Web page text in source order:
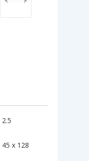
2.5
45 х 128